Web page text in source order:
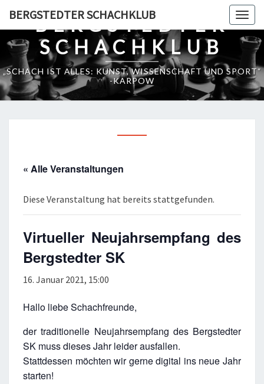
content
BERGSTEDTER SCHACHKLUB
BERGSTEDTER
SCHACHKLUB
„SCHACH IST ALLES: KUNST, WISSENSCHAFT UND SPORT“
-KARPOW
« Alle Veranstaltungen
Diese Veranstaltung hat bereits stattgefunden.
Virtueller Neujahrsempfang des
Bergstedter SK
16. Januar 2021, 15:00
Hallo liebe Schachfreunde,
der traditionelle Neujahrsempfang des Bergstedter
SK muss dieses Jahr leider ausfallen.
Stattdessen möchten wir gerne digital ins neue Jahr
starten!